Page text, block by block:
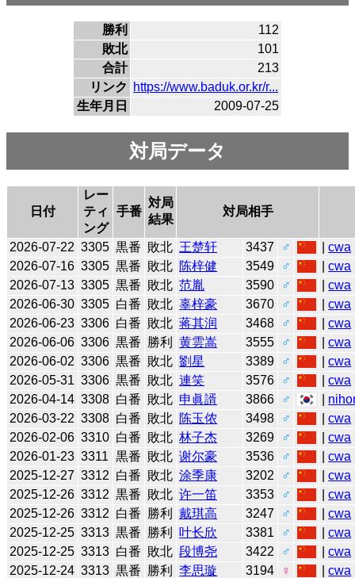
勝利
112
敗北
101
合計
213
リンク
https://www.baduk.or.kr/r...
生年月日
2009-07-25
対局データ
日付
レー
ティ
ング
手番
対局
結果
対局相手
2026-07-22 3305 黒番 敗北 王楚轩 3437 ♂ |cwa
2026-07-16 3305 黒番 敗北 陈梓健 3549 ♂ |cwa
2026-07-13 3305 黒番 敗北 范胤 3590 ♂ |cwa
2026-06-30 3305 白番 敗北 辜梓豪 3670 ♂ |cwa
2026-06-23 3306 白番 敗北 蒋其润 3468 ♂ |cwa
2026-06-06 3306 黒番 勝利 黄雲嵩 3555 ♂ |cwa
2026-06-02 3306 黒番 敗北 劉星 3389 ♂ |cwa
2026-05-31 3306 黒番 敗北 連笑 3576 ♂ |cwa
2026-04-14 3308 白番 敗北 申眞諝 3866 ♂
2026-03-22 3308 白番 敗北 陈玉侬 3498 ♂ |cwa
2026-02-06 3310 白番 敗北 林子杰 3269 ♂ |cwa
2026-01-23 3311 黒番 敗北 谢尔豪 3536 ♂ |cwa
2025-12-27 3312 白番 敗北 涂季康 3202 ♂ |cwa
2025-12-26 3312 黒番 敗北 许一笛 3353 ♂ |cwa
2025-12-26 3312 白番 勝利 戴琪高 3247 ♂ |cwa
2025-12-25 3313 黒番 勝利 叶长欣 3381 ♂ |cwa
2025-12-25 3313 白番 敗北 段博尧 3422 ♂ |cwa
2025-12-24 3313 黒番 勝利 李思璇 3194 ♀ |cwa